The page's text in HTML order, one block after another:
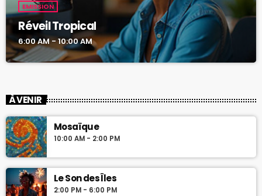
EMISSION
Réveil Tropical
6:00 AM - 10:00 AM
À VENIR
Mosaïque
10:00 AM - 2:00 PM
Le Son des Îles
2:00 PM - 6:00 PM